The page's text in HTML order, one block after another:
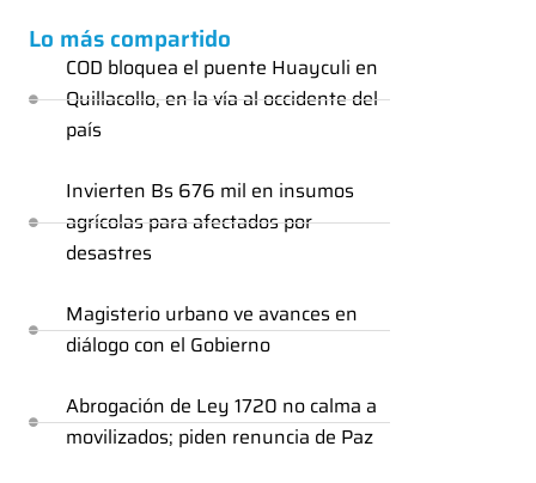
Lo más compartido
COD bloquea el puente Huayculi en
Quillacollo, en la vía al occidente del
país
Invierten Bs 676 mil en insumos
agrícolas para afectados por
desastres
Magisterio urbano ve avances en
diálogo con el Gobierno
Abrogación de Ley 1720 no calma a
movilizados; piden renuncia de Paz